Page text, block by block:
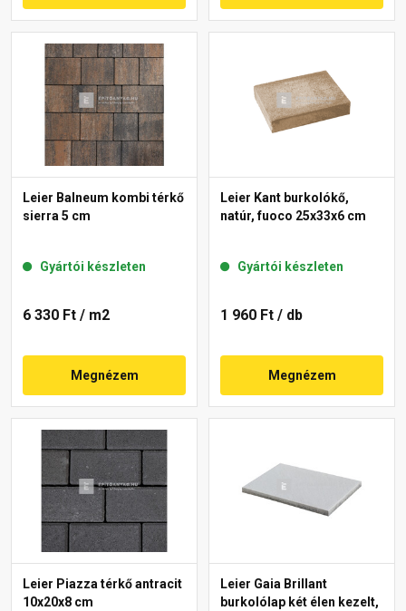
Leier Balneum kombi térkő
sierra 5 cm
Gyártói készleten
6 330 Ft / m2
Megnézem
Leier Kant burkolókő,
natúr, fuoco 25x33x6 cm
Gyártói készleten
1 960 Ft / db
Megnézem
Leier Piazza térkő antracit
10x20x8 cm
Leier Gaia Brillant
burkolólap két élen kezelt,